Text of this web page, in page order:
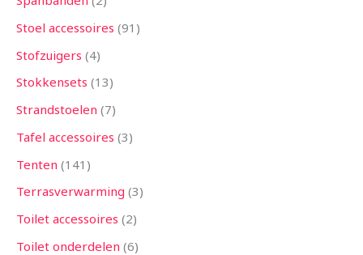
Stoel accessoires 91
Stofzuigers 4
Stokkensets 13
Strandstoelen 7
Tafel accessoires 3
Tenten 141
Terrasverwarming 3
Toilet accessoires 2
Toilet onderdelen 6